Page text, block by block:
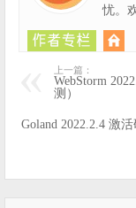
忧。
上一篇：
WebStorm
测）
Goland 2022.2.4 激